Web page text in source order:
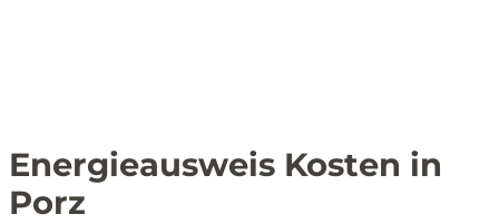
Energieausweis Kosten in
Porz